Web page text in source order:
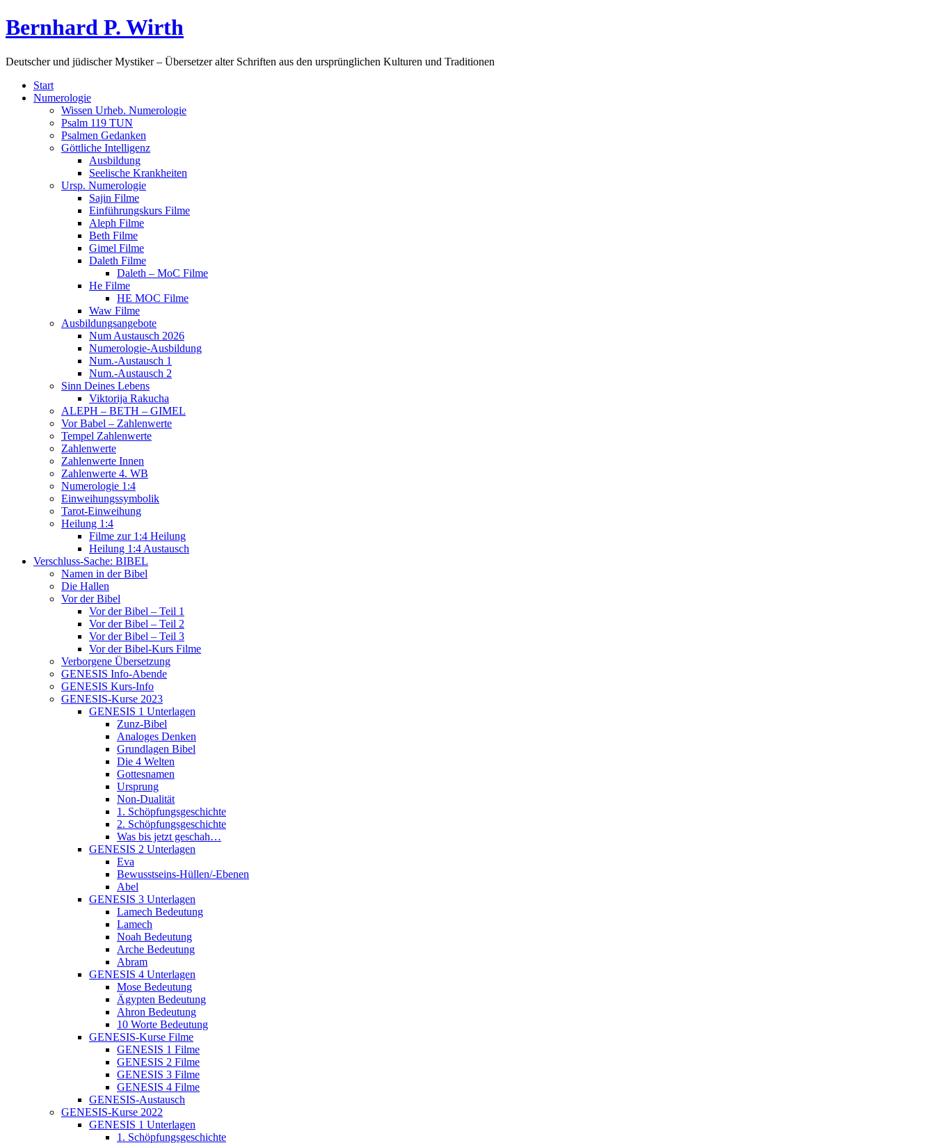
Bernhard P. Wirth
Deutscher und jüdischer Mystiker – Übersetzer alter Schriften aus den ursprünglichen Kulturen und Traditionen
Start
Numerologie
Wissen Urheb. Numerologie
Psalm 119 TUN
Psalmen Gedanken
Göttliche Intelligenz
Ausbildung
Seelische Krankheiten
Ursp. Numerologie
Sajin Filme
Einführungskurs Filme
Aleph Filme
Beth Filme
Gimel Filme
Daleth Filme
Daleth – MoC Filme
He Filme
HE MOC Filme
Waw Filme
Ausbildungsangebote
Num Austausch 2026
Numerologie-Ausbildung
Num.-Austausch 1
Num.-Austausch 2
Sinn Deines Lebens
Viktorija Rakucha
ALEPH – BETH – GIMEL
Vor Babel – Zahlenwerte
Tempel Zahlenwerte
Zahlenwerte
Zahlenwerte Innen
Zahlenwerte 4. WB
Numerologie 1:4
Einweihungssymbolik
Tarot-Einweihung
Heilung 1:4
Filme zur 1:4 Heilung
Heilung 1:4 Austausch
Verschluss-Sache: BIBEL
Namen in der Bibel
Die Hallen
Vor der Bibel
Vor der Bibel – Teil 1
Vor der Bibel – Teil 2
Vor der Bibel – Teil 3
Vor der Bibel-Kurs Filme
Verborgene Übersetzung
GENESIS Info-Abende
GENESIS Kurs-Info
GENESIS-Kurse 2023
GENESIS 1 Unterlagen
Zunz-Bibel
Analoges Denken
Grundlagen Bibel
Die 4 Welten
Gottesnamen
Ursprung
Non-Dualität
1. Schöpfungsgeschichte
2. Schöpfungsgeschichte
Was bis jetzt geschah…
GENESIS 2 Unterlagen
Eva
Bewusstseins-Hüllen/-Ebenen
Abel
GENESIS 3 Unterlagen
Lamech Bedeutung
Lamech
Noah Bedeutung
Arche Bedeutung
Abram
GENESIS 4 Unterlagen
Mose Bedeutung
Ägypten Bedeutung
Ahron Bedeutung
10 Worte Bedeutung
GENESIS-Kurse Filme
GENESIS 1 Filme
GENESIS 2 Filme
GENESIS 3 Filme
GENESIS 4 Filme
GENESIS-Austausch
GENESIS-Kurse 2022
GENESIS 1 Unterlagen
1. Schöpfungsgeschichte